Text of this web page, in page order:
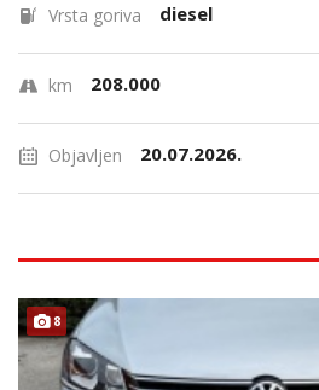
Vrsta goriva diesel
km 208.000
Objavljen 20.07.2026.
8